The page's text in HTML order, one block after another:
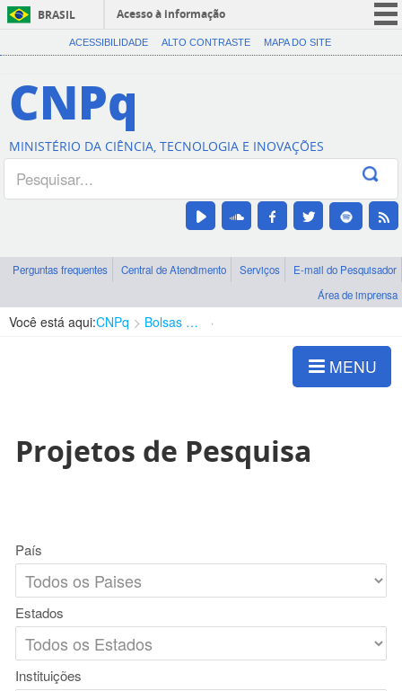
BRASIL
Acesso à informação
CORONAVÍRUS (COVID-19)
Canais
ACESSIBILIDADE ALTO CONTRASTE MAPA DO SITE
CNPq
MINISTÉRIO DA CIÊNCIA, TECNOLOGIA E INOVAÇÕES
Perguntas frequentes Central de Atendimento Serviços
E-mail do Pesquisador
Área de imprensa
Você está aqui:CNPq Bolsas e Auxílios Vigentes
MENU
Projetos de Pesquisa
País
Estados
Instituições